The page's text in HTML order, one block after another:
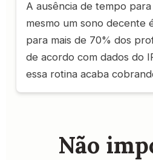
A ausência de tempo
mesmo um sono decente
para mais de 70% dos
de acordo com dados do
essa rotina acaba
Não